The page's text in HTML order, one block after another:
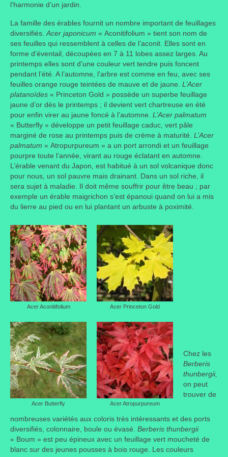
l’harmonie d’un jardin.
La famille des érables fournit un nombre important de feuillages
diversifiés. Acer japonicum « Aconitifolium » tient son nom de
ses feuilles qui ressemblent à celles de l’aconit. Elles sont en
forme d’éventail, découpées en 7 à 11 lobes assez larges. Au
printemps elles sont d’une couleur vert tendre puis foncent
pendant l’été. A l’automne, l’arbre est comme en feu, avec ses
feuilles orange rouge teintées de mauve et de jaune. L’Acer
platanoïdes « Princeton Gold » possède un superbe feuillage
jaune d’or dès le printemps ; il devient vert chartreuse en été
pour enfin virer au jaune foncé à l’automne. L’Acer palmatum
« Butterfly » développe un petit feuillage caduc, vert pâle
marginé de rose au printemps puis de crème à maturité. L’Acer
palmatum « Atropurpureum » a un port arrondi et un feuillage
pourpre toute l’année, virant au rouge éclatant en automne.
L’érable venant du Japon, est habitué à un sol volcanique donc
pour nous, un sol pauvre mais drainant. Dans un sol riche, il
sera sujet à maladie. Il doit même souffrir pour être beau ; par
exemple un érable maigrichon s’est épanoui quand on lui a mis
du lierre au pied ou en lui plantant un arbuste à poximité.
Acer Aconitifolium Acer Princeton Gold
Acer Butterfly Acer Atropurpureum
Chez les
Berberis
thunbergii,
on peut
trouver de
nombreuses variétés aux coloris très intéressants et des ports
diversifiés, colonnaire, boule ou évasé. Berberis thunbergii
« Boum » est peu épineux avec un feuillage vert moucheté de
blanc sur des jeunes pousses à bois rouge. Les couleurs